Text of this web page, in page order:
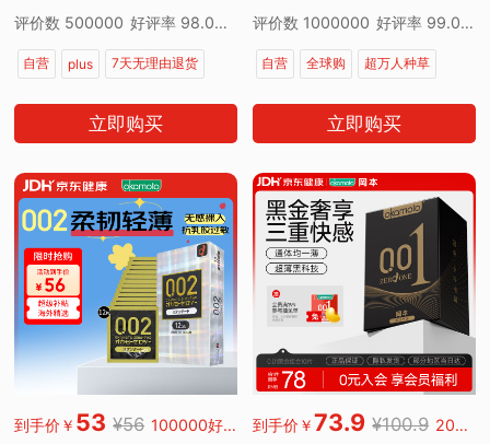
评价数 500000
好评率 98.00%
自营 plus 7天无理由退货
立即购买
评价数 1000000 好评率 99.00%
自营 全球购 超万人种草
超万人正在疯抢
立即购买
到手价￥ 53 ¥56
100000好评
到手价￥73.9 ¥100.9
200000好评